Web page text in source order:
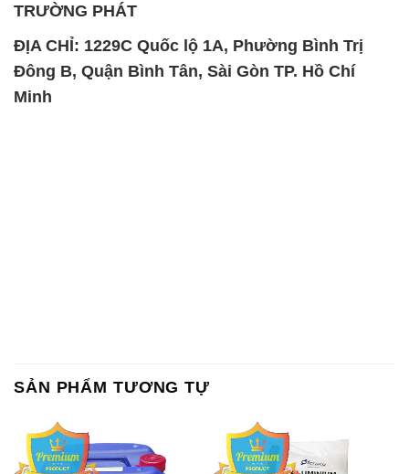
TRƯỜNG PHÁT
ĐỊA CHỈ: 1229C Quốc lộ 1A, Phường Bình Trị
Đông B, Quận Bình Tân, Sài Gòn TP. Hồ Chí
Minh
SẢN PHẨM TƯƠNG TỰ